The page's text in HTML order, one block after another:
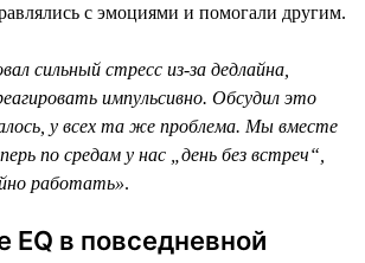
с эмоциями и помогали другим.
сильный стресс из-за дедлайна,
импульсивно. Обсудил это
у всех та же проблема. Мы вместе
по средам у нас „день без встреч“,
работать».
EQ в повседневной